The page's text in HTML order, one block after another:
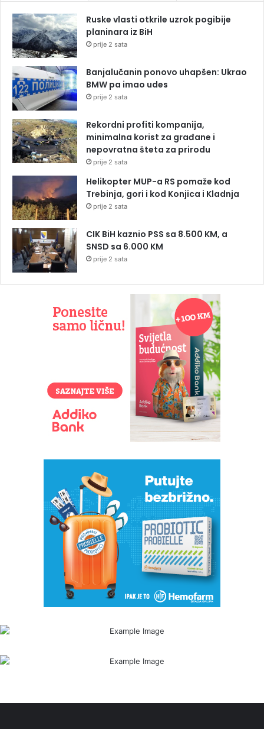
Ruske vlasti otkrile uzrok pogibije
planinara iz BiH
prije 2 sata
Banjalučanin ponovo uhapšen: Ukrao
BMW pa imao udes
prije 2 sata
Rekordni profiti kompanija,
minimalna korist za građane i
nepovratna šteta za prirodu
prije 2 sata
Helikopter MUP-a RS pomaže kod
Trebinja, gori i kod Konjica i Kladnja
prije 2 sata
CIK BiH kaznio PSS sa 8.500 KM, a
SNSD sa 6.000 KM
prije 2 sata